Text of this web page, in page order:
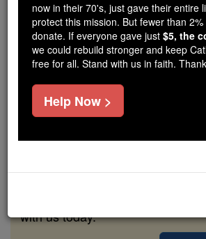
Faith
Because of generous
Catholic Online School has
free, faithful Catholic education to
million students across 193
of noise and algorithms, you are
souls with truth, prayer,
If everyone who reads this gave
families and keep this life-
free for all. Be Courageous. Be
with us today.
now in their 70's, just gave their entire
protect this mission. But fewer than
donate. If everyone gave just $5, the
we could rebuild stronger and keep
free for all. Stand with us in faith.
Help Now >